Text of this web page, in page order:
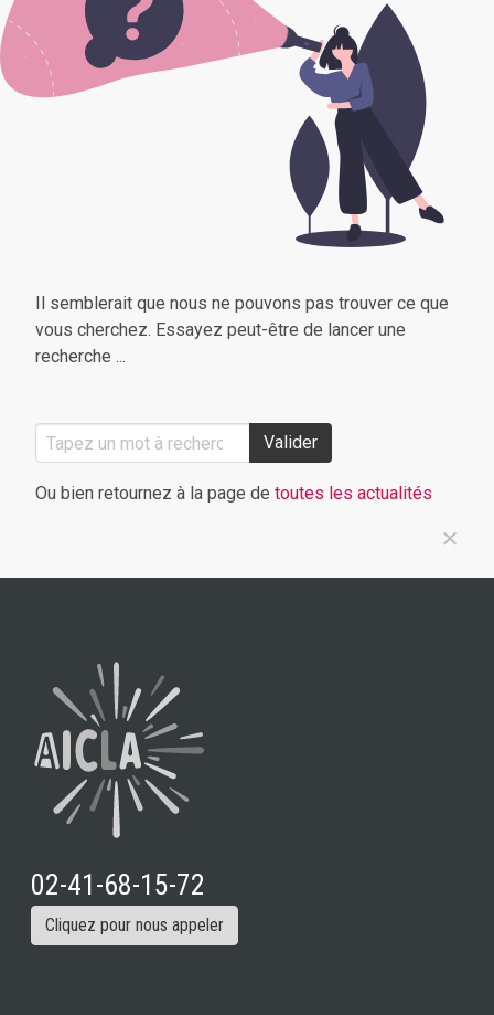
Il semblerait que nous ne pouvons pas trouver ce que
vous cherchez. Essayez peut-être de lancer une
recherche ...
Valider
Ou bien retournez à la page de toutes les actualités
02-41-68-15-72
Cliquez pour nous appeler